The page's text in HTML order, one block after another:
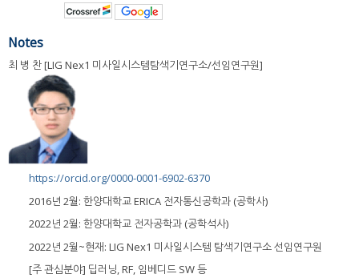
Notes
최 병 찬 [LIG Nex1 미사일시스템탐색기연구소/선임연구원]
https://orcid.org/0000-0001-6902-6370
2016년 2월: 한양대학교 ERICA 전자통신공학과 (공학사)
2022년 2월: 한양대학교 전자공학과 (공학석사)
2022년 2월~현재: LIG Nex1 미사일시스템 탐색기연구소 선임연구원
[주 관심분야] 딥러닝, RF, 임베디드 SW 등